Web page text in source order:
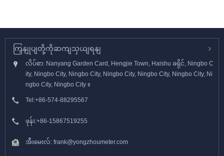
ကြှနျုပျတို့ကိုဆကျသှယျရနျ
လိပ်စာ: Nanyang Garden Card, Hengjie Town, Haishu ခရိုင်, Ningbo C
ity, Ningbo City, Ningbo City, Ningbo City, Ningbo City, Ningbo City, Ni
ngbo City, Ningbo City ။
Tel:+86-574-88295567
ဖုန်း:+86-15867519255
အီးမေးလ်: frank@yongzhoumeter.com